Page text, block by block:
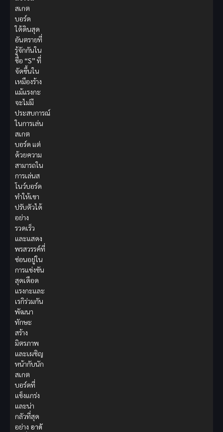
สเกต
บอร์ด
ใต้ดินสุด
อันตรายที่
รู้จักกันใน
ชื่อ “S” ที่
จัดขึ้นใน
เหมืองร้าง
แม้แรงกะ
จะไม่มี
ประสบการณ์
ในการเล่น
สเกต
บอร์ด แต่
ด้วยความ
สามารถใน
การเล่นส
โนว์บอร์ด
ทำให้เขา
ปรับตัวได้
อย่าง
รวดเร็ว
และแสดง
พรสวรรค์ที่
ซ่อนอยู่ใน
การแข่งขัน
สุดเดือด
แรงกะและ
เรกิร่วมกัน
พัฒนา
ทักษะ
สร้าง
มิตรภาพ
และเผชิญ
หน้ากับนัก
สเกต
บอร์ดที่
แข็งแกร่ง
และน่า
กลัวที่สุด
อย่าง อาดั